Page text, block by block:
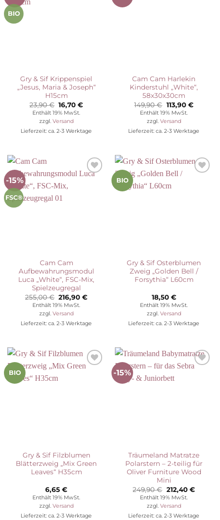
BIO
Gry & Sif Krippenspiel
„Jesus, Maria & Joseph“
H15cm
23,90€ Ursprünglicher
Preis
war:
23,90 €
16,70€Aktueller
Enthält 19% MwSt.
zzgl. Versand
Lieferzeit: ca. 2-3 Werktage
Cam Cam Harlekin
Kinderstuhl „White“,
58x30x30cm
149,90€ Ursprünglicher
Preis
war:
149,90 €
113,90 €
Enthält 19% MwSt.
zzgl. Versand
Lieferzeit: ca. 2-3 Werktage
-15%
FSC®
Wunschliste
Cam Cam
Aufbewahrungsmodul
Luca „White“, FSC-Mix,
Spielzeugregal
255,00€ Ursprünglicher
Preis
war:
255,00 €
216,90€Aktueller
Enthält 19% MwSt.
zzgl. Versand
Lieferzeit: ca. 2-3 Werktage
BIO
Gry & Sif Osterblumen
Zweig „Golden Bell /
Forsythia“ L60cm
18,50 €
Enthält 19% MwSt.
zzgl. Versand
Lieferzeit: ca. 2-3 Werktage
BIO
Gry & Sif Filzblumen
Blätterzweig „Mix Green
Leaves“ H35cm
6,65 €
Enthält 19% MwSt.
zzgl. Versand
Lieferzeit: ca. 2-3 Werktage
-15%
Wunschliste
Träumeland Matratze
Polarstern – 2-teilig für
Oliver Furniture Wood
Mini
249,90€ Ursprünglicher
Preis
war:
249,90 €
212,40 €
Enthält 19% MwSt.
zzgl. Versand
Lieferzeit: ca. 2-3 Werktage